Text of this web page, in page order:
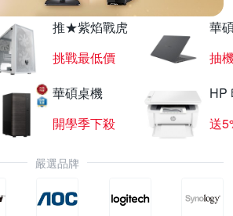
推★紫焰戰虎
挑戰最低價
華
抽
華碩桌機
開學季下殺
HP
送
嚴選品牌